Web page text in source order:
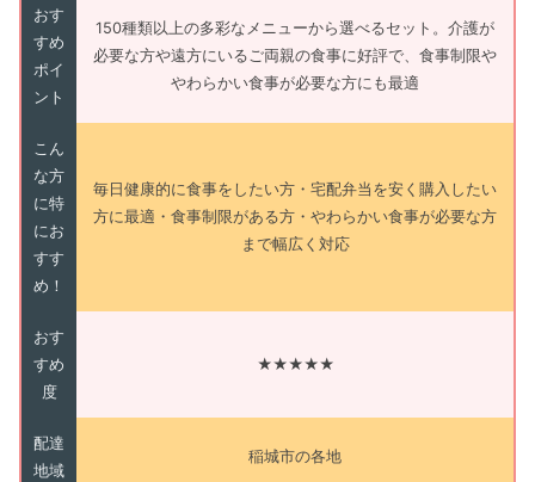
おす
すめ
ポイ
ント
150種類以上の多彩なメニューから選べるセット。介護が
必要な方や遠方にいるご両親の食事に好評で、食事制限や
やわらかい食事が必要な方にも最適
こん
な方
に特
にお
すす
め！
毎日健康的に食事をしたい方・宅配弁当を安く購入したい
方に最適・食事制限がある方・やわらかい食事が必要な方
まで幅広く対応
おす
すめ
度
★★★★★
配達
地域
稲城市の各地